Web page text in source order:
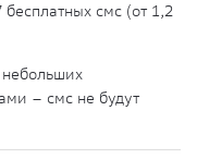
смс (от 1,2
– смс не будут